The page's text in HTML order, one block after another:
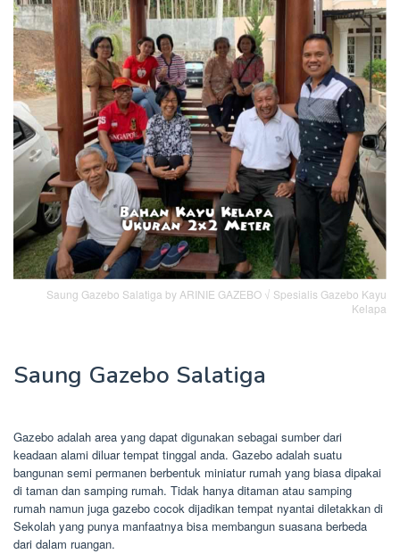
Saung Gazebo Salatiga by ARINIE GAZEBO √ Spesialis Gazebo Kayu
Kelapa
Saung Gazebo Salatiga
Gazebo adalah area yang dapat digunakan sebagai sumber dari
keadaan alami diluar tempat tinggal anda. Gazebo adalah suatu
bangunan semi permanen berbentuk miniatur rumah yang biasa dipakai
di taman dan samping rumah. Tidak hanya ditaman atau samping
rumah namun juga gazebo cocok dijadikan tempat nyantai diletakkan di
Sekolah yang punya manfaatnya bisa membangun suasana berbeda
dari dalam ruangan.